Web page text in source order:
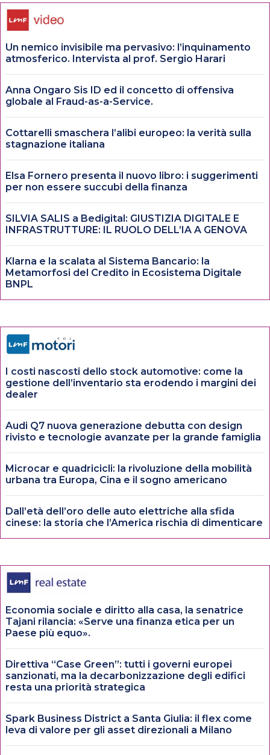
Un nemico invisibile ma pervasivo: l’inquinamento
atmosferico. Intervista al prof. Sergio Harari
Anna Ongaro Sis ID ed il concetto di offensiva
globale al Fraud-as-a-Service.
Cottarelli smaschera l’alibi europeo: la verità sulla
stagnazione italiana
Elsa Fornero presenta il nuovo libro: i suggerimenti
per non essere succubi della finanza
SILVIA SALIS a Bedigital: GIUSTIZIA DIGITALE E
INFRASTRUTTURE: IL RUOLO DELL’IA A GENOVA
Klarna e la scalata al Sistema Bancario: la
Metamorfosi del Credito in Ecosistema Digitale
BNPL
I costi nascosti dello stock automotive: come la
gestione dell’inventario sta erodendo i margini dei
dealer
Audi Q7 nuova generazione debutta con design
rivisto e tecnologie avanzate per la grande famiglia
Microcar e quadricicli: la rivoluzione della mobilità
urbana tra Europa, Cina e il sogno americano
Dall’età dell’oro delle auto elettriche alla sfida
cinese: la storia che l’America rischia di dimenticare
Economia sociale e diritto alla casa, la senatrice
Tajani rilancia: «Serve una finanza etica per un
Paese più equo».
Direttiva “Case Green”: tutti i governi europei
sanzionati, ma la decarbonizzazione degli edifici
resta una priorità strategica
Spark Business District a Santa Giulia: il flex come
leva di valore per gli asset direzionali a Milano